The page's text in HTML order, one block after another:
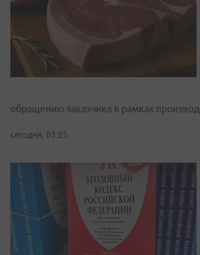
обращению заказчика в рамках
сегодня, 03:25